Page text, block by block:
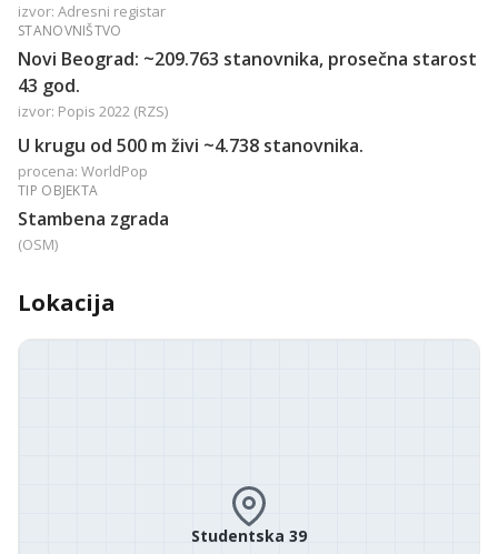
izvor: Adresni registar
STANOVNIŠTVO
Novi Beograd: ~209.763 stanovnika, prosečna starost
43 god.
izvor: Popis 2022 (RZS)
U krugu od 500 m živi ~4.738 stanovnika.
procena: WorldPop
TIP OBJEKTA
Stambena zgrada
(OSM)
Lokacija
Studentska 39